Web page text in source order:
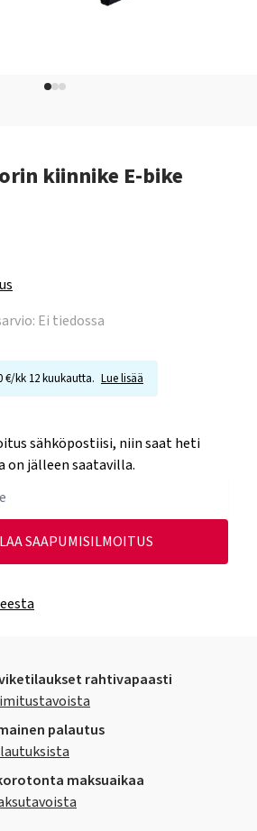
kiinnike E-bike
Ei tiedossa
€/kk 12 kuukautta. Lue lisää
sähköpostiisi, niin saat heti
jälleen saatavilla.
SAAPUMISILMOITUS
rahtivapaasti
palautus
maksuaikaa